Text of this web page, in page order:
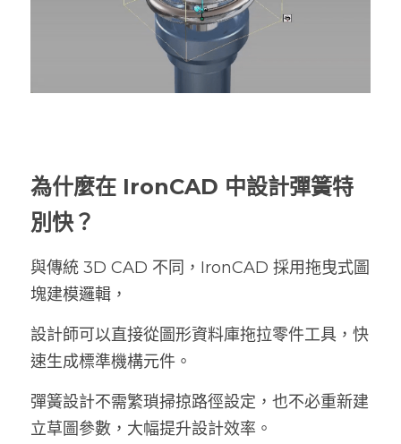
為什麼在 IronCAD 中設計彈簧特
別快？
與傳統 3D CAD 不同，IronCAD 採用拖曳式圖
塊建模邏輯，
設計師可以直接從圖形資料庫拖拉零件工具，快
速生成標準機構元件。
彈簧設計不需繁瑣掃掠路徑設定，也不必重新建
立草圖參數，大幅提升設計效率。